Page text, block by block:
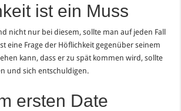
ist ein Muss
nicht nur bei diesem, sollte man auf jeden Fall
eine Frage der Höflichkeit gegenüber seinem
kann, dass er zu spät kommen wird, sollte
und sich entschuldigen.
ersten Date